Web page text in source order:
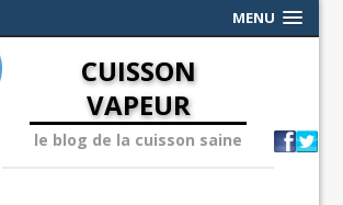
MENU
CUISSON
VAPEUR
le blog de la cuisson saine